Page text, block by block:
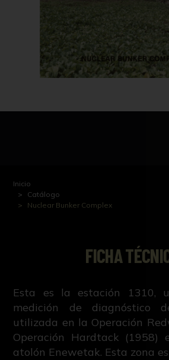
Inicio
Catálogo
Nuclear Bunker Complex
FICHA
Esta es la estación 1310,
medición de diagnóstico
utilizada en la Operación
Operación Hardtack (1958)
atolón Enewetak. Esta zona